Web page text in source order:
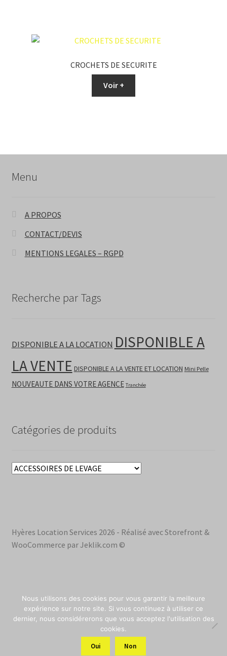
CROCHETS DE SECURITE
Voir +
Menu
A PROPOS
CONTACT/DEVIS
MENTIONS LEGALES – RGPD
Recherche par Tags
DISPONIBLE A LA LOCATION DISPONIBLE A
LA VENTE DISPONIBLE A LA VENTE ET LOCATION Mini Pelle
NOUVEAUTE DANS VOTRE AGENCE Tranchée
Catégories de produits
Hyères Location Services 2026 - Réalisé avec Storefront &
WooCommerce par Jeklik.com ©
Nous utilisons des cookies pour vous garantir la meilleure
expérience sur notre site. Si vous continuez à utiliser ce
dernier, nous considérerons que vous acceptez l'utilisation des
cookies.
Oui Non